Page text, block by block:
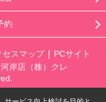
約
セスマップ
PCサイト
岸店（株）クレ